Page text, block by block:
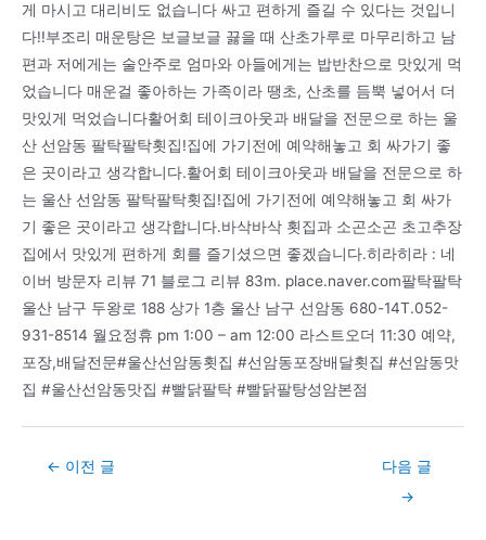
게 마시고 대리비도 없습니다 싸고 편하게 즐길 수 있다는 것입니
다!!부조리 매운탕은 보글보글 끓을 때 산초가루로 마무리하고 남
편과 저에게는 술안주로 엄마와 아들에게는 밥반찬으로 맛있게 먹
었습니다 매운걸 좋아하는 가족이라 땡초, 산초를 듬뿍 넣어서 더
맛있게 먹었습니다활어회 테이크아웃과 배달을 전문으로 하는 울
산 선암동 팔탁팔탁횟집!집에 가기전에 예약해놓고 회 싸가기 좋
은 곳이라고 생각합니다.활어회 테이크아웃과 배달을 전문으로 하
는 울산 선암동 팔탁팔탁횟집!집에 가기전에 예약해놓고 회 싸가
기 좋은 곳이라고 생각합니다.바삭바삭 횟집과 소곤소곤 초고추장
집에서 맛있게 편하게 회를 즐기셨으면 좋겠습니다.히라히라 : 네
이버 방문자 리뷰 71 블로그 리뷰 83m. place.naver.com팔탁팔탁
울산 남구 두왕로 188 상가 1층 울산 남구 선암동 680-14T.052-
931-8514 월요정휴 pm 1:00 – am 12:00 라스트오더 11:30 예약,
포장,배달전문#울산선암동횟집 #선암동포장배달횟집 #선암동맛
집 #울산선암동맛집 #빨닭팔탁 #빨닭팔탕성암본점
Post← 이전 글
다음 글
→